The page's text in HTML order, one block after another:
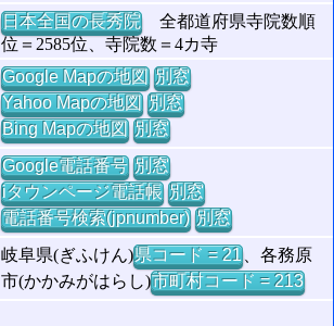
日本全国の長秀院全都道府県寺院数順
位＝2585位、寺院数＝4カ寺
Google Mapの地図 別窓
Yahoo Mapの地図 別窓
Bing Mapの地図 別窓
Google電話番号 別窓
iタウンページ電話帳 別窓
電話番号検索(jpnumber) 別窓
岐阜県(ぎふけん)県コード = 21、各務原
市(かかみがはらし)市町村コード = 213